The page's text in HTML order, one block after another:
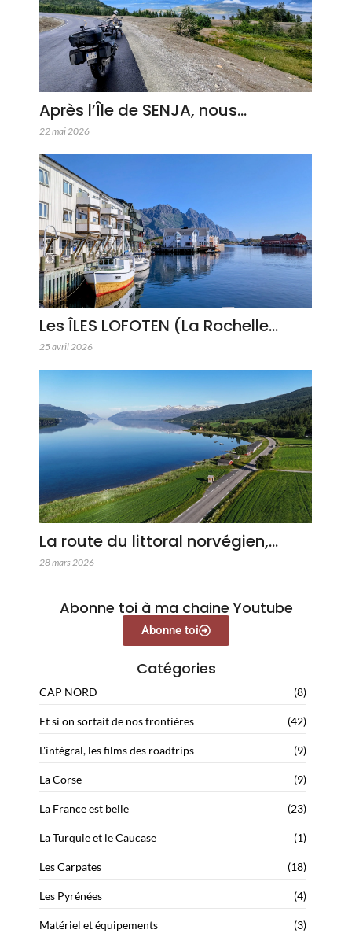
Après l’Île de SENJA, nous…
22 mai 2026
Les ÎLES LOFOTEN (La Rochelle…
25 avril 2026
La route du littoral norvégien,…
28 mars 2026
Abonne toi à ma chaine Youtube
Abonne toi
Catégories
CAP NORD (8)
Et si on sortait de nos frontières (42)
L'intégral, les films des roadtrips (9)
La Corse (9)
La France est belle (23)
La Turquie et le Caucase (1)
Les Carpates (18)
Les Pyrénées (4)
Matériel et équipements (3)